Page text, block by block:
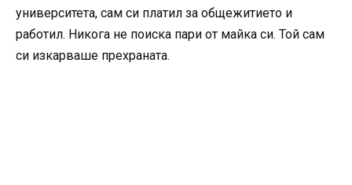
университета, сам си платил за общежитието и
работил. Никога не поиска пари от майка си. Той сам
си изкарваше прехраната.